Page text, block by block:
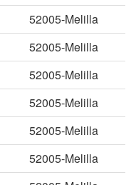
52005-Melilla
52005-Melilla
52005-Melilla
52005-Melilla
52005-Melilla
52005-Melilla